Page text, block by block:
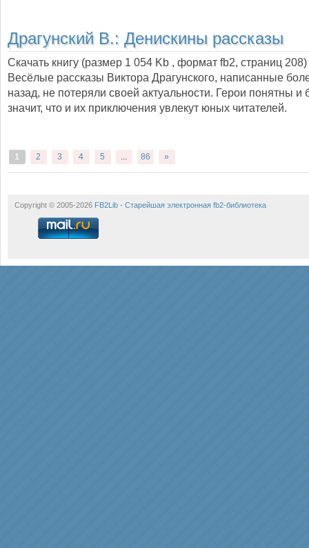
Драгунский В.: Денискины рассказы
Скачать книгу (размер 1 054 Kb , формат fb2, страниц 208
Весёлые рассказы Виктора Драгунского, написанные
назад, не потеряли своей актуальности. Герои понятны и
значит, что и их приключения увлекут юных читателей.
1 2 3 4 5 ... 86 »
Copyright © 2005-2026 FB2Lib - Старейшая электронная fb2-библиотека